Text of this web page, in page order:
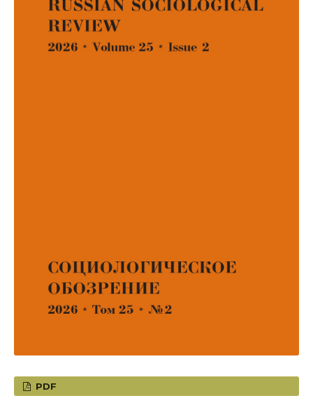
PDF